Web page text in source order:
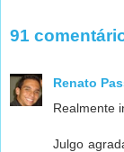
91
Renato
Realmente
Julgo